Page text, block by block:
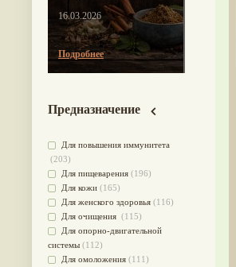
16.03.2026
Подробнее
Предназначение
Для повышения иммунитета
(203)
Для пищеварения (196)
Для кожи (165)
Для женского здоровья (116)
Для очищения (115)
Для опорно-двигательной
системы (112)
Для омоложения (111)